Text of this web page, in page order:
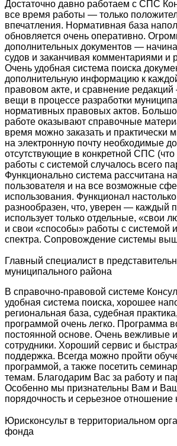
Достаточно давно работаем с СПС
все время работы — только
впечатления. Нормативная база
обновляется очень оперативно.
дополнительных документов —
судов и заканчивая комментариями и
Очень удобная система поиска
дополнительную информацию к
правовом акте, и сравнение
вещи в процессе разработки
нормативных правовых актов.
работе оказывают справочные
время можно заказать и практически
на электронную почту необходимые
отсутствующие в конкретной СПС
работы с системой случалось всего
Функционально система рассчитана
пользователя и на все возможные
использования. Функционал
разнообразен, что, уверен — каждый
использует только отдельные, «свои
и свои «способы» работы с системой
спектра. Сопровождение системы
Главный специалист в
муниципального района
В справочно-правовой системе
удобная система поиска, хорошее
региональная база, судебная
программой очень легко. Программа
постоянной основе. Очень вежливые
сотрудники. Хороший сервис и
поддержка. Всегда можно пройти
программой, а также посетить
темам. Благодарим Вас за работу и
Особенно мы признательны Вам и
порядочность и серьезное отношение
Юрисконсульт в территориальном
фонда